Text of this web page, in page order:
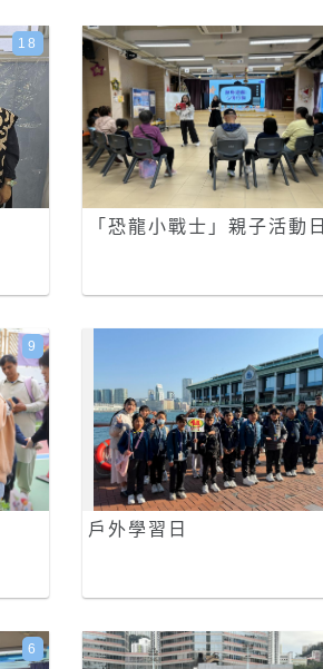
18
「恐龍小戰士」親子活動日
9
戶外學習日
6